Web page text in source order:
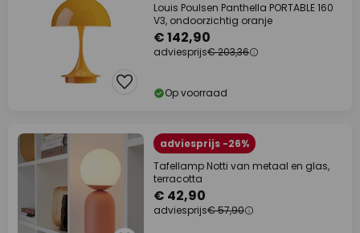
Louis Poulsen Panthella PORTABLE 160
V3, ondoorzichtig oranje
€ 142,90
adviesprijs€ 203,36
Op voorraad
adviesprijs -26%
Tafellamp Notti van metaal en glas,
terracotta
€ 42,90
adviesprijs€ 57,90